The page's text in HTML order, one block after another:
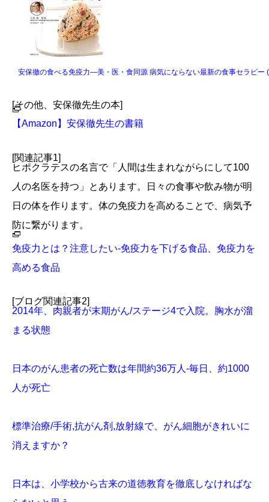
安保徹の食べる免疫力―美・医・食同源 病気にならない最新の食事セラピー
[その他、安保徹先生の本]
【Amazon】安保徹先生の書籍
[関連記事1]
ヒポクラテスの名言で「人間は生まれながらにして100
人の名医を持つ」とあります。日々の食事や飲み物が明
日の体を作ります。体の免疫力を高めることで、病気予
防に繋がります。
免疫力とは？注意したい-免疫力を下げる食品、免疫力を
高める食品
[ブログ関連記事2]
2014年、肉親者が末期がん/ステージ4で入院。胸水が溜
まる状態
日本のがん患者の死亡数は年間約36万人-毎日、約1000
人が死亡
標準治療/手術,抗がん剤,放射線で、がん細胞がきれいに
消えますか？
日本は、小学校から古来の道徳教育を徹底しなければな